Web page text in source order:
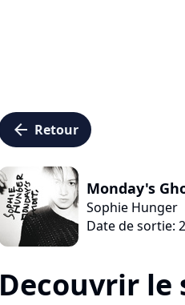
arrow_left Retour
Monday's
Sophie Hunger
Date de sortie:
Decouvrir le